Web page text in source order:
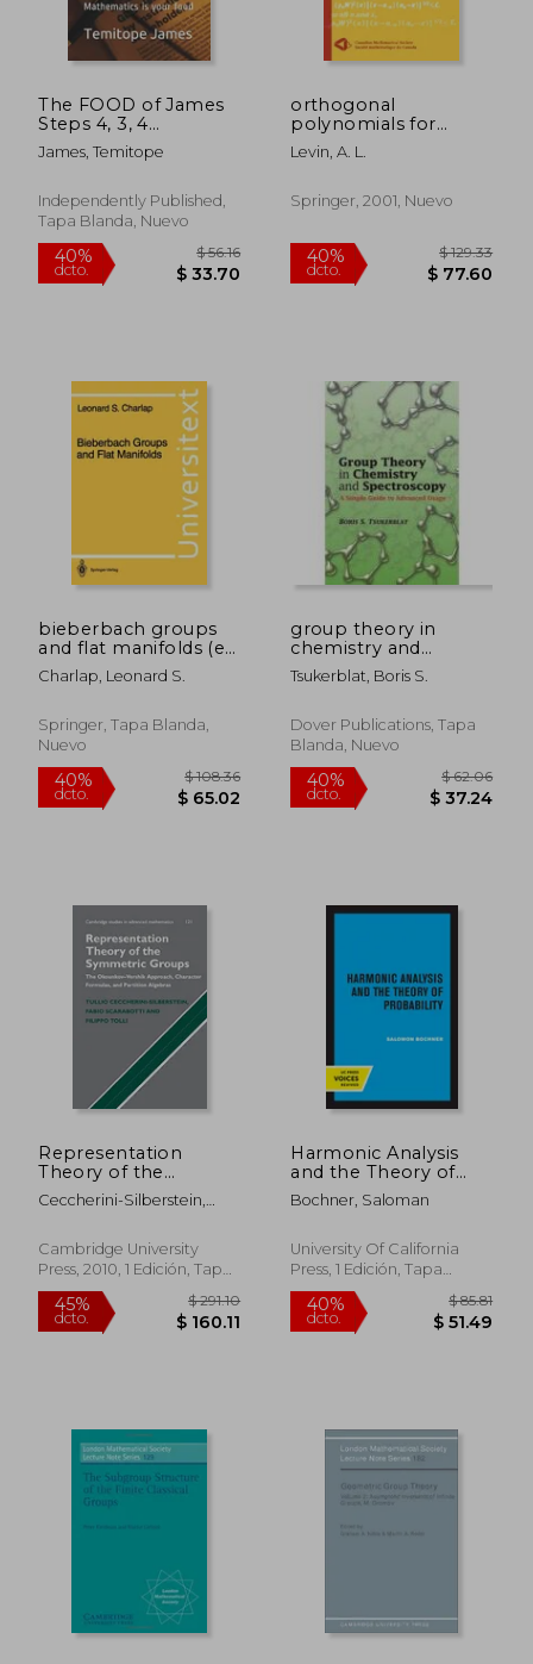
$ 114.52 dcto.
The FOOD of James
Steps 4, 3, 4
Equations (Volume 1):
Mathematics is your
James, Temitope
Independently Published,
Tapa Blanda, Nuevo
dcto. $ 33.70
orthogonal
polynomials for
exponential weights
(en Inglés)
Levin, A. L.
Springer, 2001, Nuevo
40%
dcto. $
bieberbach groups
and flat manifolds (en
Inglés)
Charlap, Leonard S.
Springer, Tapa Blanda,
Nuevo
40%
group theory in
chemistry and
spectroscopy,a
simple guide to
Inglés)
Tsukerblat, Boris S.
Dover Publications, Tapa
Blanda, Nuevo
40%
Representation
Theory of the
Symmetric Groups
Hardback
Advanced
Mathematics) (en
Ceccherini-Silberstein,
Tolli, Filippo
Cambridge University
Press, 2010, 1 Edición, Tapa
Dura, Nuevo
Harmonic Analysis
and the Theory of
Probability (en
Inglés)
Bochner, Saloman
University Of California
Press, 1 Edición, Tapa
Blanda, Nuevo